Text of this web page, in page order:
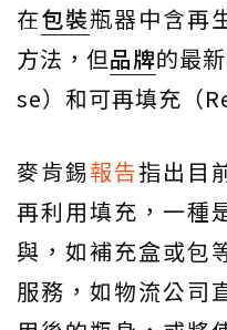
在包裝瓶器中含再
方法，但品牌的最
se）和可再填充（
麥肯錫報告指出目
再利用填充，一種
與，如補充盒或包
服務，如物流公司